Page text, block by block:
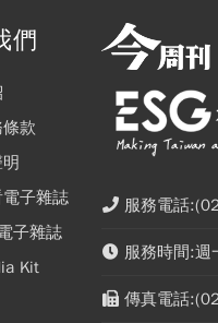
們
款
子雜誌
子雜誌
Kit
服務電話
服務時間:
傳真電話